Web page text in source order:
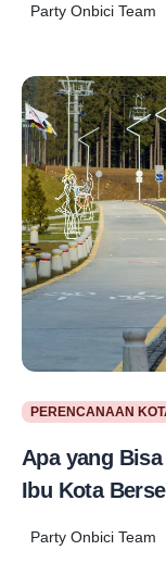
Party Onbici Team
PERENCANAAN
Apa yang
Ibu Kota
Party Onbici Team